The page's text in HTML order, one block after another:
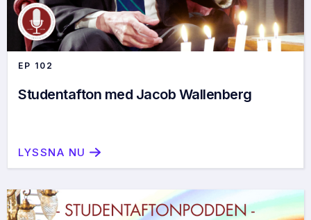
EP 102
Studentafton med Jacob Wallenberg
LYSSNA NU